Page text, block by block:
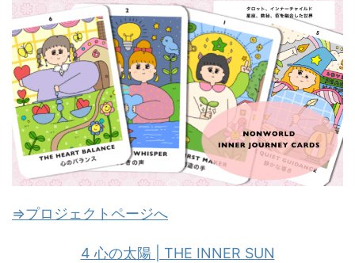
⇒プロジェクトページへ
4 心の太陽 | THE INNER SUN